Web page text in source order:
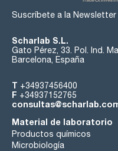
Suscríbete a la Newsletter
Scharlab S.L.
Gato Pérez, 33. Pol. Ind.
Barcelona, España
T +34937456400
F +34937152765
Material de laboratorio
Productos químicos
Microbiología